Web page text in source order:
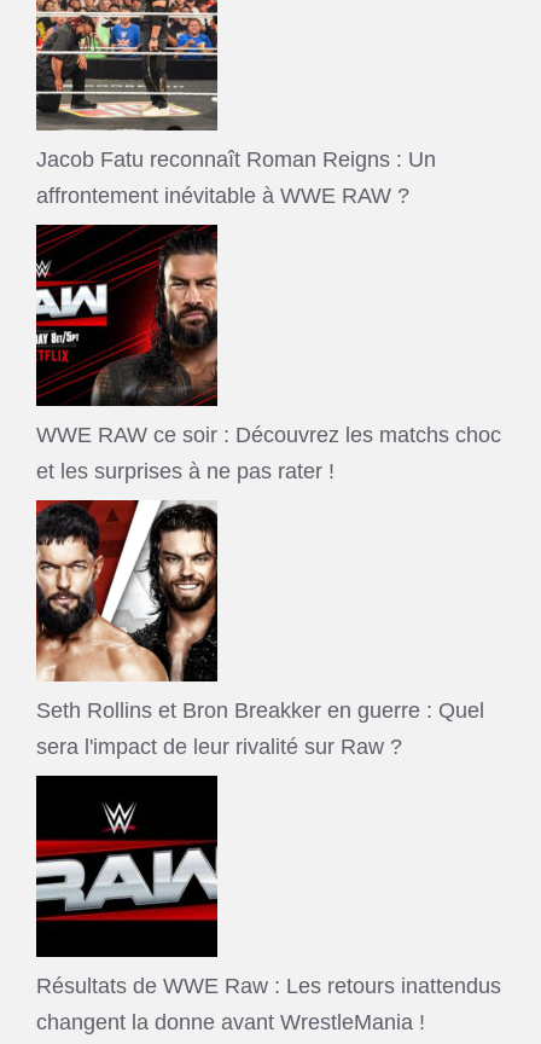
Jacob Fatu reconnaît Roman Reigns : Un
affrontement inévitable à WWE RAW ?
WWE RAW ce soir : Découvrez les matchs choc
et les surprises à ne pas rater !
Seth Rollins et Bron Breakker en guerre : Quel
sera l'impact de leur rivalité sur Raw ?
Résultats de WWE Raw : Les retours inattendus
changent la donne avant WrestleMania !